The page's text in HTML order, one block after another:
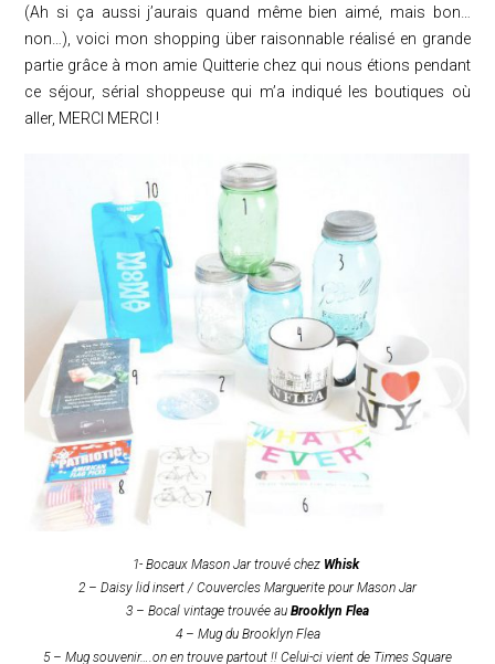
(Ah si ça aussi j’aurais quand même bien aimé, mais bon…
non…), voici mon shopping über raisonnable réalisé en grande
partie grâce à mon amie Quitterie chez qui nous étions pendant
ce séjour, sérial shoppeuse qui m’a indiqué les boutiques où
aller, MERCI MERCI !
1- Bocaux Mason Jar trouvé chez Whisk
2 – Daisy lid insert / Couvercles Marguerite pour Mason Jar
3 – Bocal vintage trouvée au Brooklyn Flea
4 – Mug du Brooklyn Flea
5 – Mug souvenir….on en trouve partout !! Celui-ci vient de Times Square